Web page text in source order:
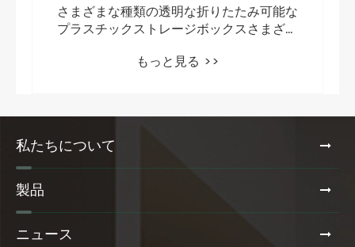
さまざまな種類の透明な折りたたみ可能な
プラスチックストレージボックスさまざま
もっと見る >>
私たちについて
製品
ニュース